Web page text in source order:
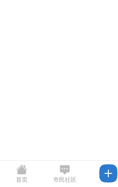
首页 市民社区